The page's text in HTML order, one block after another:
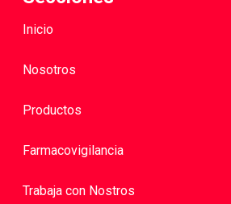
Inicio
Nosotros
Productos
Farmacovigilancia
Trabaja con Nostros